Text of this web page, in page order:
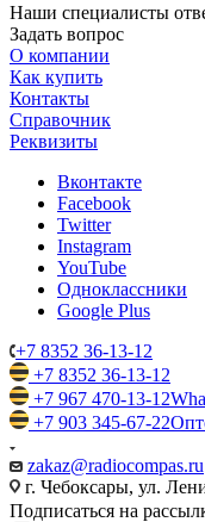
Наши специалисты
Задать вопрос
О компании
Как купить
Контакты
Справочник
Реквизиты
Вконтакте
Facebook
Twitter
Instagram
YouTube
Одноклассники
Google Plus
+7 8352 36-13-12
+7 8352 36-13-12
+7 967 470-13-12
+7 903 345-67-22
zakaz@radiocompas.ru
г. Чебоксары, ул.
Подписаться на